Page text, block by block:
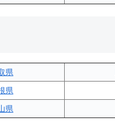
県
県
県